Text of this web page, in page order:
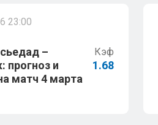
23:00
–
прогноз и
матч 4 марта
Кэф
1.68